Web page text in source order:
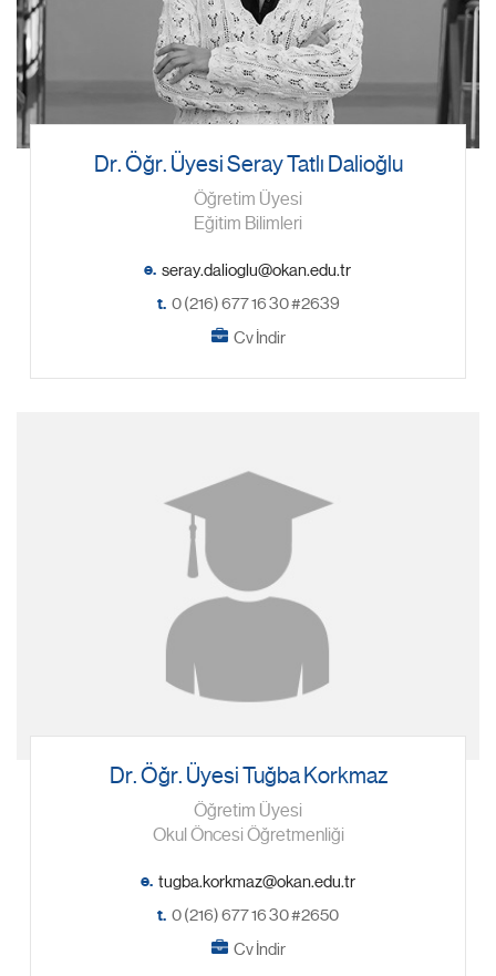
Dr. Öğr. Üyesi Seray Tatlı Dalioğlu
Öğretim Üyesi
Eğitim Bilimleri
e.
t. 0 (216) 677 16 30 #2639
Cv İndir
Dr. Öğr. Üyesi Tuğba Korkmaz
Öğretim Üyesi
Okul Öncesi Öğretmenliği
e.
t. 0 (216) 677 16 30 #2650
Cv İndir